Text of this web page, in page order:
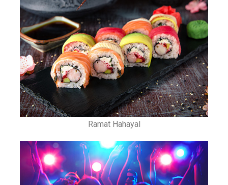
Ramat Hahayal